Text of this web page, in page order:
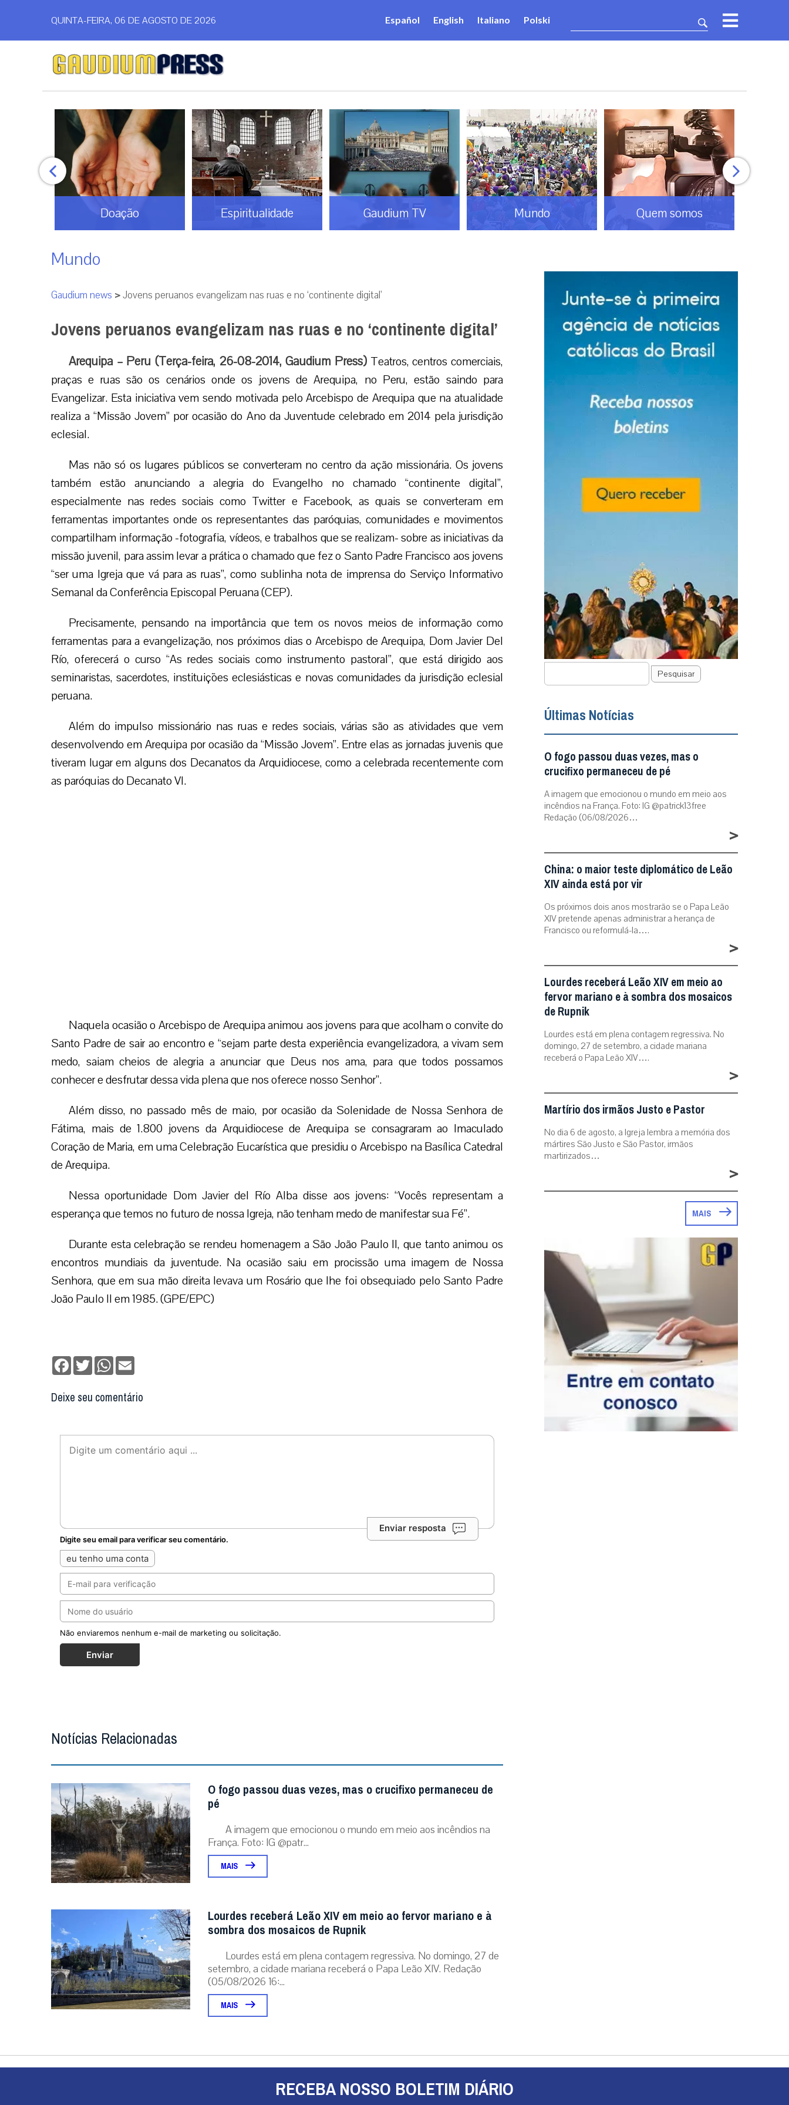
QUINTA-FEIRA, 06 DE AGOSTO DE 2026 Español English Italiano Polski
Doação Espiritualidade Gaudium TV Mundo Quem somos
Mundo
Gaudium news >Jovens peruanos evangelizam nas ruas e no ‘continente digital’
Jovens peruanos evangelizam nas ruas e no ‘continente digital’
Arequipa – Peru (Terça-feira, 26-08-2014, Gaudium Press) Teatros, centros comerciais,
praças e ruas são os cenários onde os jovens de Arequipa, no Peru, estão saindo para
Evangelizar. Esta iniciativa vem sendo motivada pelo Arcebispo de Arequipa que na atualidade
realiza a “Missão Jovem” por ocasião do Ano da Juventude celebrado em 2014 pela jurisdição
eclesial.
Mas não só os lugares públicos se converteram no centro da ação missionária. Os jovens
também estão anunciando a alegria do Evangelho no chamado “continente digital”,
ferramentas importantes onde os representantes das paróquias, comunidades e movimentos
compartilham informação -fotografia, vídeos, e trabalhos que se realizam- sobre as iniciativas da
missão juvenil, para assim levar a prática o chamado que fez o Santo Padre Francisco aos jovens
“ser uma Igreja que vá para as ruas”, como sublinha nota de imprensa do Serviço Informativo
Naquela ocasião o Arcebispo de Arequipa animou aos jovens para que acolham o convite do
Santo Padre de sair ao encontro e “sejam parte desta experiência evangelizadora, a vivam sem
medo, saiam cheios de alegria a anunciar que Deus nos ama, para que todos possamos
conhecer e desfrutar dessa vida plena que nos oferece nosso Senhor”.
Além disso, no passado mês de maio, por ocasião da Solenidade de Nossa Senhora de
Fátima, mais de 1.800 jovens da Arquidiocese de Arequipa se consagraram ao Imaculado
Coração de Maria, em uma Celebração Eucarística que presidiu o Arcebispo na Basílica Catedral
de Arequipa.
Nessa oportunidade Dom Javier del Río Alba disse aos jovens: “Vocês representam a
esperança que temos no futuro de nossa Igreja, não tenham medo de manifestar sua Fé”.
Durante esta celebração se rendeu homenagem a São João Paulo II, que tanto animou os
encontros mundiais da juventude. Na ocasião saiu em procissão uma imagem de Nossa
Senhora, que em sua mão direita levava um Rosário que lhe foi obsequiado pelo Santo Padre
João Paulo II em 1985. (GPE/EPC)
Facebook
TwitterWhatsApp
Deixe seu comentário
Enviar resposta
Digite seu email para verificar seu comentário.
eu tenho uma conta
Não enviaremos nenhum e-mail de marketing ou solicitação.
Enviar
Notícias Relacionadas
O fogo passou duas vezes, mas o crucifixo permaneceu de
pé
A imagem que emocionou o mundo em meio aos incêndios na
França. Foto: IG @patr...
MAIS
Lourdes receberá Leão XIV em meio ao fervor mariano e à
sombra dos mosaicos de Rupnik
Lourdes está em plena contagem regressiva. No domingo, 27 de
setembro, a cidade mariana receberá o Papa Leão XIV. Redação
(05/08/2026 16:...
MAIS
Pesquisar
Últimas Notícias
O fogo passou duas vezes, mas o
crucifixo permaneceu de pé
A imagem que emocionou o mundo em meio aos
incêndios na França. Foto: IG @patrick13free
Redação (06/08/2026…
>
China: o maior teste diplomático de Leão
XIV ainda está por vir
Os próximos dois anos mostrarão se o Papa Leão
XIV pretende apenas administrar a herança de
Francisco ou reformulá-la….
>
Lourdes receberá Leão XIV em meio ao
fervor mariano e à sombra dos mosaicos
de Rupnik
Lourdes está em plena contagem regressiva. No
domingo, 27 de setembro, a cidade mariana
receberá o Papa Leão XIV….
>
Martírio dos irmãos Justo e Pastor
No dia 6 de agosto, a Igreja lembra a memória dos
mártires São Justo e São Pastor, irmãos
martirizados…
>
MAIS
RECEBA NOSSO BOLETIM DIÁRIO